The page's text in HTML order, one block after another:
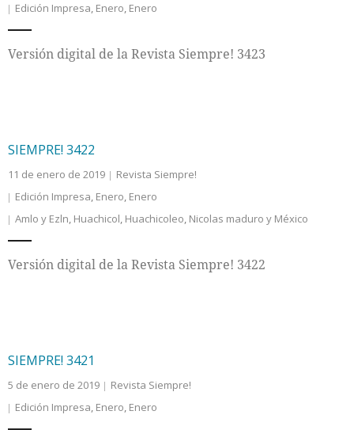
Edición Impresa, Enero, Enero
Versión digital de la Revista Siempre! 3423
SIEMPRE! 3422
11 de enero de 2019
Revista Siempre!
Edición Impresa, Enero, Enero
Amlo y Ezln, Huachicol, Huachicoleo, Nicolas maduro y México
Versión digital de la Revista Siempre! 3422
SIEMPRE! 3421
5 de enero de 2019
Revista Siempre!
Edición Impresa, Enero, Enero